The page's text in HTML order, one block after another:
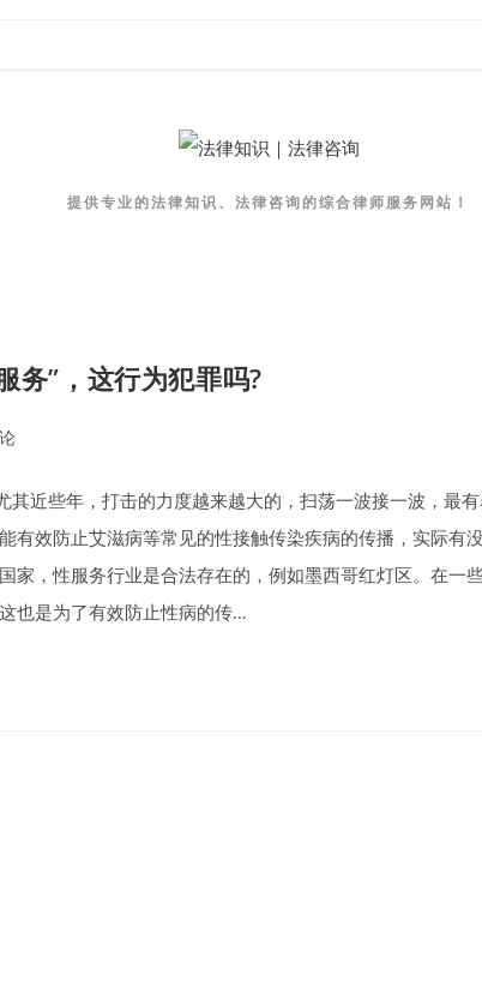
提供专业的法律知识、法律咨询的综合律师服务网站！
务”，这行为犯罪吗?
近些年，打击的力度越来越大的，扫荡一波接一波，最
有效防止艾滋病等常见的性接触传染疾病的传播，实际有
家，性服务行业是合法存在的，例如墨西哥红灯区。在一
也是为了有效防止性病的传…